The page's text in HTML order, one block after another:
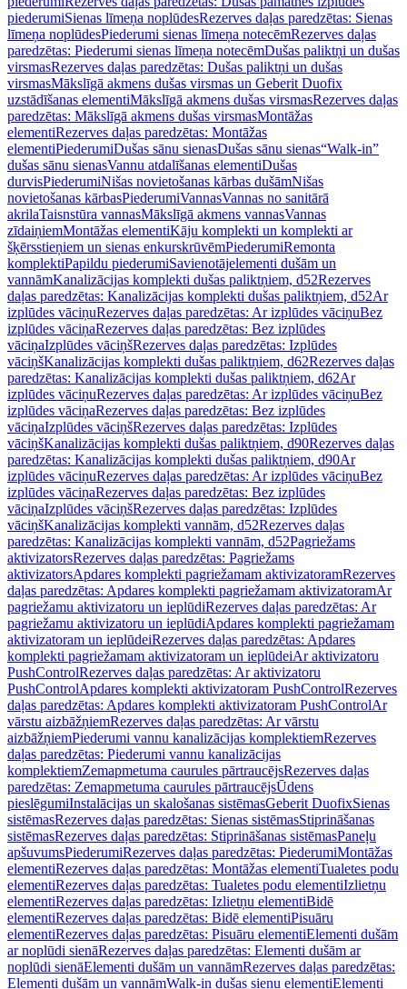
piederumiSienas līmeņa noplūdesRezerves daļas paredzētas: Sienas
līmeņa noplūdesPiederumi sienas līmeņa notecēmRezerves daļas
paredzētas: Piederumi sienas līmeņa notecēmDušas paliktņi un dušas
virsmasRezerves daļas paredzētas: Dušas paliktņi un dušas
virsmasMākslīgā akmens dušas virsmas un Geberit Duofix
uzstādīšanas elementiMākslīgā akmens dušas virsmasRezerves daļas
paredzētas: Mākslīgā akmens dušas virsmasMontāžas
elementiRezerves daļas paredzētas: Montāžas
elementiPiederumiDušas sānu sienasDušas sānu sienas“Walk-in”
dušas sānu sienasVannu atdalīšanas elementiDušas
durvisPiederumiNišas novietošanas kārbas dušāmNišas
novietošanas kārbasPiederumiVannasVannas no sanitārā
akrilaTaisnstūra vannasMākslīgā akmens vannasVannas
zīdaiņiemMontāžas elementiKāju komplekti un komplekti ar
šķērsstieņiem un sienas enkurskrūvēmPiederumiRemonta
komplektiPapildu piederumiSavienotājelementi dušām un
vannāmKanalizācijas komplekti dušas paliktņiem, d52Rezerves
daļas paredzētas: Kanalizācijas komplekti dušas paliktņiem, d52Ar
izplūdes vāciņuRezerves daļas paredzētas: Ar izplūdes vāciņuBez
izplūdes vāciņaRezerves daļas paredzētas: Bez izplūdes
vāciņaIzplūdes vāciņšRezerves daļas paredzētas: Izplūdes
vāciņšKanalizācijas komplekti dušas paliktņiem, d62Rezerves daļas
paredzētas: Kanalizācijas komplekti dušas paliktņiem, d62Ar
izplūdes vāciņuRezerves daļas paredzētas: Ar izplūdes vāciņuBez
izplūdes vāciņaRezerves daļas paredzētas: Bez izplūdes
vāciņaIzplūdes vāciņšRezerves daļas paredzētas: Izplūdes
vāciņšKanalizācijas komplekti dušas paliktņiem, d90Rezerves daļas
paredzētas: Kanalizācijas komplekti dušas paliktņiem, d90Ar
izplūdes vāciņuRezerves daļas paredzētas: Ar izplūdes vāciņuBez
izplūdes vāciņaRezerves daļas paredzētas: Bez izplūdes
vāciņaIzplūdes vāciņšRezerves daļas paredzētas: Izplūdes
vāciņšKanalizācijas komplekti vannām, d52Rezerves daļas
paredzētas: Kanalizācijas komplekti vannām, d52Pagriežams
aktivizatorsRezerves daļas paredzētas: Pagriežams
aktivizatorsApdares komplekti pagriežamam aktivizatoramRezerves
daļas paredzētas: Apdares komplekti pagriežamam aktivizatoramAr
pagriežamu aktivizatoru un ieplūdiRezerves daļas paredzētas: Ar
pagriežamu aktivizatoru un ieplūdiApdares komplekti pagriežamam
aktivizatoram un ieplūdeiRezerves daļas paredzētas: Apdares
komplekti pagriežamam aktivizatoram un ieplūdeiAr aktivizatoru
PushControlRezerves daļas paredzētas: Ar aktivizatoru
PushControlApdares komplekti aktivizatoram PushControlRezerves
daļas paredzētas: Apdares komplekti aktivizatoram PushControlAr
vārstu aizbāžņiemRezerves daļas paredzētas: Ar vārstu
aizbāžņiemPiederumi vannu kanalizācijas komplektiemRezerves
daļas paredzētas: Piederumi vannu kanalizācijas
komplektiemZemapmetuma caurules pārtraucējsRezerves daļas
paredzētas: Zemapmetuma caurules pārtraucējsŪdens
pieslēgumiInstalācijas un skalošanas sistēmasGeberit DuofixSienas
sistēmasRezerves daļas paredzētas: Sienas sistēmasStiprināšanas
sistēmasRezerves daļas paredzētas: Stiprināšanas sistēmasPaneļu
apšuvumsPiederumiRezerves daļas paredzētas: PiederumiMontāžas
elementiRezerves daļas paredzētas: Montāžas elementiTualetes podu
elementiRezerves daļas paredzētas: Tualetes podu elementiIzlietņu
elementiRezerves daļas paredzētas: Izlietņu elementiBidē
elementiRezerves daļas paredzētas: Bidē elementiPisuāru
elementiRezerves daļas paredzētas: Pisuāru elementiElementi dušām
ar noplūdi sienāRezerves daļas paredzētas: Elementi dušām ar
noplūdi sienāElementi dušām un vannāmRezerves daļas paredzētas:
Elementi dušām un vannāmWalk-in dušas sienu elementiElementi